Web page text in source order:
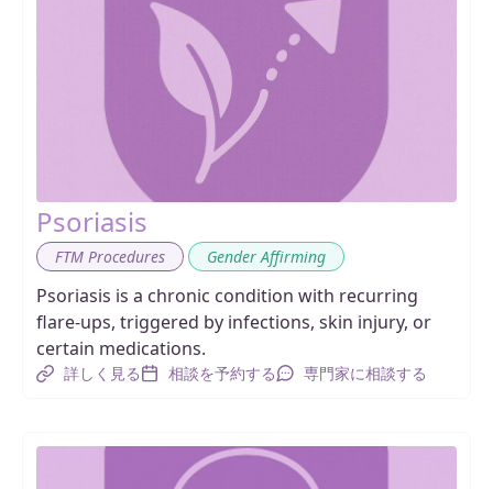
Psoriasis
FTM Procedures Gender Affirming
Psoriasis is a chronic condition with recurring
flare-ups, triggered by infections, skin injury, or
certain medications.
詳しく見る 相談を予約する 専門家に相談する